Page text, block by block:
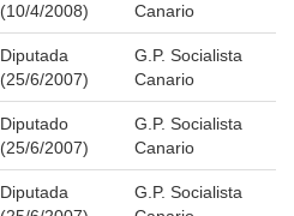
(10/4/2008)
Canario
Diputada
(25/6/2007)
G.P. Socialista
Canario
Diputado
(25/6/2007)
G.P. Socialista
Canario
Diputada
G.P. Socialista